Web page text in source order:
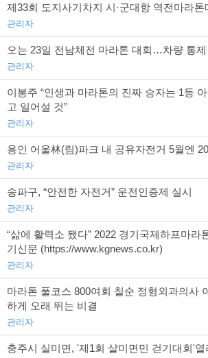
제33회 도지사기차지 시·군대항 역전마라
관리자
오는 23일 전남체전 마라톤 대회…차량 통제
관리자
이봉주 “인생과 마라톤의 진짜 승자는 1등
고 일어설 것”
관리자
용인 어울林(림)파크 내 공유자전거 5월엔
관리자
송파구, “안전한 자전거” 운전인증제 실시
관리자
“삶에 활력소 됐다” 2022 경기국제하프마라
기신문 (https://www.kgnews.co.kr)
관리자
마라톤 풀코스 800여회 칠순 정형외과의사
하게 오래 뛰는 비결
관리자
충주시 실미면, '제1회 살미면민 걷기대회'열